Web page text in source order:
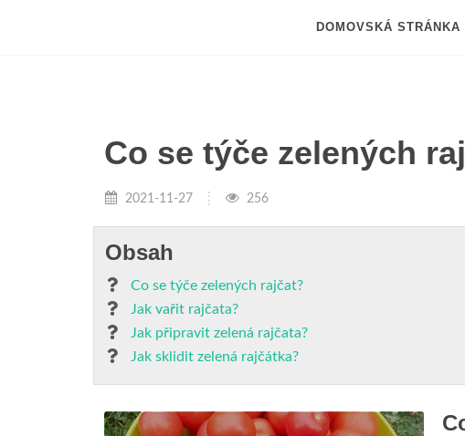
DOMOVSKÁ STRÁNKA
Co se týče zelených
2021-11-27 256
Obsah
Co se týče zelených rajčat?
Jak vařit rajčata?
Jak připravit zelená rajčata?
Jak sklidit zelená rajčátka?